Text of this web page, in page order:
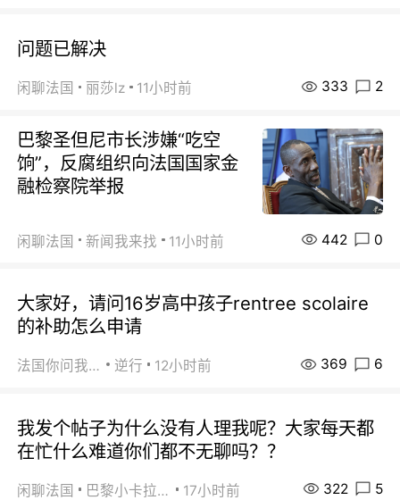
问题已解决
闲聊法国 丽莎lz 11小时前 333 2
巴黎圣但尼市长涉嫌“吃空
饷”，反腐组织向法国国家金
融检察院举报
闲聊法国 新闻我来找 11小时前 442 0
大家好，请问16岁高中孩子rentree scolaire
的补助怎么申请
法国你问我答 逆行 12小时前 369 6
我发个帖子为什么没有人理我呢？大家每天都
在忙什么难道你们都不无聊吗？？
闲聊法国 巴黎小卡拉咪 17小时前 322 5